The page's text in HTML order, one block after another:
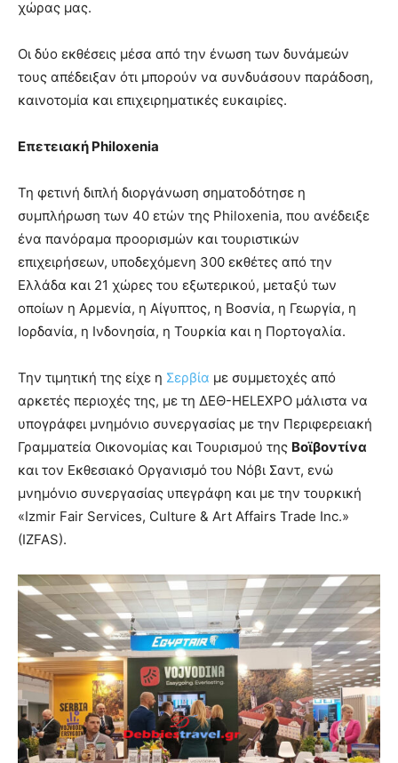
χώρας μας.
Οι δύο εκθέσεις μέσα από την ένωση των δυνάμεών
τους απέδειξαν ότι μπορούν να συνδυάσουν παράδοση,
καινοτομία και επιχειρηματικές ευκαιρίες.
Επετειακή Philoxenia
Τη φετινή διπλή διοργάνωση σηματοδότησε η
συμπλήρωση των 40 ετών της Philoxenia, που ανέδειξε
ένα πανόραμα προορισμών και τουριστικών
επιχειρήσεων, υποδεχόμενη 300 εκθέτες από την
Ελλάδα και 21 χώρες του εξωτερικού, μεταξύ των
οποίων η Αρμενία, η Αίγυπτος, η Βοσνία, η Γεωργία, η
Ιορδανία, η Ινδονησία, η Τουρκία και η Πορτογαλία.
Την τιμητική της είχε η Σερβία με συμμετοχές από
αρκετές περιοχές της, με τη ΔΕΘ-HELEXPO μάλιστα να
υπογράφει μνημόνιο συνεργασίας με την Περιφερειακή
Γραμματεία Οικονομίας και Τουρισμού της Βοϊβοντίνα
και τον Εκθεσιακό Οργανισμό του Νόβι Σαντ, ενώ
μνημόνιο συνεργασίας υπεγράφη και με την τουρκική
«Izmir Fair Services, Culture & Art Affairs Trade Inc.»
(IZFAS).